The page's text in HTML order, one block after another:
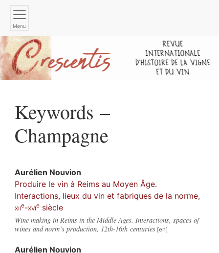
Menu
Keywords –
Champagne
Aurélien Nouvion
Produire le vin à Reims au Moyen Âge.
Interactions, lieux du vin et fabriques de la norme,
xiie-xvie siècle
Wine making in Reims in the Middle Ages. Interactions, spaces of
wines and norm’s production, 12th-16th centuries
Aurélien Nouvion